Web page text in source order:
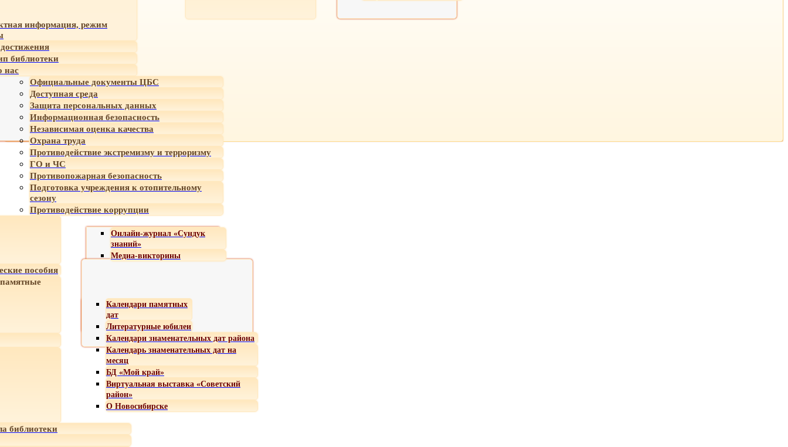
информация, режим
библиотеки
нас
Официальные документы ЦБС
Доступная среда
Защита персональных данных
Информационная безопасность
Независимая оценка качества
Охрана труда
Противодействие экстремизму и терроризму
ГО и ЧС
Противопожарная безопасность
Подготовка учреждения к отопительному
сезону
Противодействие коррупции
Онлайн-журнал «Сундук
знаний»
Медиа-викторины
пособия
Календари памятных
дат
Литературные юбилеи
Календари знаменательных дат района
Календарь знаменательных дат на
месяц
БД «Мой край»
Виртуальная выставка «Советский
район»
О Новосибирске
библиотеки